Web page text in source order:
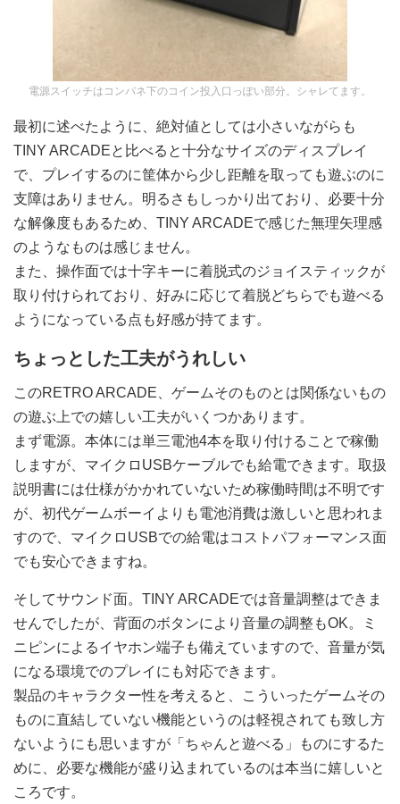
電源スイッチはコンパネ下のコイン投入口っぽい部分。シャレてます。
最初に述べたように、絶対値としては小さいながらも
TINY ARCADEと比べると十分なサイズのディスプレイ
で、プレイするのに筐体から少し距離を取っても遊ぶのに
支障はありません。明るさもしっかり出ており、必要十分
な解像度もあるため、TINY ARCADEで感じた無理矢理感
のようなものは感じません。
また、操作面では十字キーに着脱式のジョイスティックが
取り付けられており、好みに応じて着脱どちらでも遊べる
ようになっている点も好感が持てます。
ちょっとした工夫がうれしい
このRETRO ARCADE、ゲームそのものとは関係ないもの
の遊ぶ上での嬉しい工夫がいくつかあります。
まず電源。本体には単三電池4本を取り付けることで稼働
しますが、マイクロUSBケーブルでも給電できます。取扱
説明書には仕様がかかれていないため稼働時間は不明です
が、初代ゲームボーイよりも電池消費は激しいと思われま
すので、マイクロUSBでの給電はコストパフォーマンス面
でも安心できますね。
そしてサウンド面。TINY ARCADEでは音量調整はできま
せんでしたが、背面のボタンにより音量の調整もOK。ミ
ニピンによるイヤホン端子も備えていますので、音量が気
になる環境でのプレイにも対応できます。
製品のキャラクター性を考えると、こういったゲームその
ものに直結していない機能というのは軽視されても致し方
ないようにも思いますが「ちゃんと遊べる」ものにするた
めに、必要な機能が盛り込まれているのは本当に嬉しいと
ころです。